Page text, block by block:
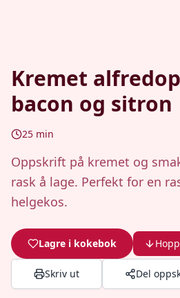
Kremet
bacon og sitron
25 min
Oppskrift på kremet og
rask å lage. Perfekt for en
helgekos.
Lagre i kokebok
Skriv ut Del